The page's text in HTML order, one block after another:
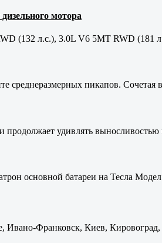
мотора
(132 л.с.), 3.0L V6 5MT RWD (181
пикапов. Сочетая в
удивлять выносливостью
основной батареи на Тесла
Франковск, Киев,